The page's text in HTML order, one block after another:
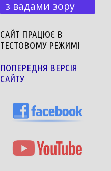
з вадами зору
САЙТ ПРАЦЮЄ В
ТЕСТОВОМУ РЕЖИМІ
ПОПЕРЕДНЯ ВЕРСІЯ
САЙТУ